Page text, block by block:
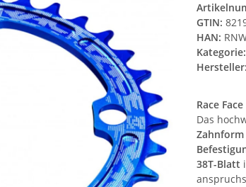
GTIN:
HAN:
Kategorie:
Hersteller:
Race
Das
Zahnform
38T-Blatt